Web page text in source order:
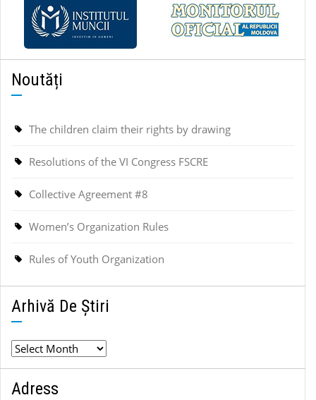
Noutăți
The children claim their rights by drawing
Resolutions of the VI Congress FSCRE
Collective Agreement #8
Women’s Organization Rules
Rules of Youth Organization
Arhivă De Știri
Arhivă
de
știri
Adress